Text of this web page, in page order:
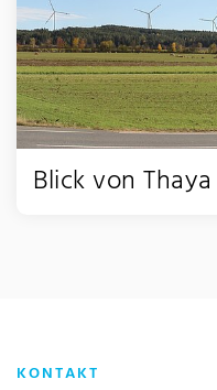
Blick von Thaya
KONTAKT